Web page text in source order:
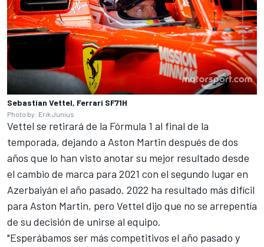
Sebastian Vettel, Ferrari SF71H
Photo by: Erik Junius
Vettel se retirará de la Fórmula 1 al final de la
temporada, dejando a Aston Martin después de dos
años que lo han visto anotar su mejor resultado desde
el cambio de marca para 2021 con el segundo lugar en
Azerbaiyán el año pasado. 2022 ha resultado más difícil
para Aston Martin, pero Vettel dijo que no se arrepentía
de su decisión de unirse al equipo.
"Esperábamos ser más competitivos el año pasado y